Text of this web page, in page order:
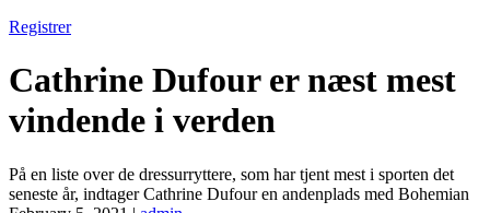
Registrer
Cathrine Dufour er næst mest
vindende i verden
På en liste over de dressurryttere, som har tjent mest i sporten det
seneste år, indtager Cathrine Dufour en andenplads med Bohemian